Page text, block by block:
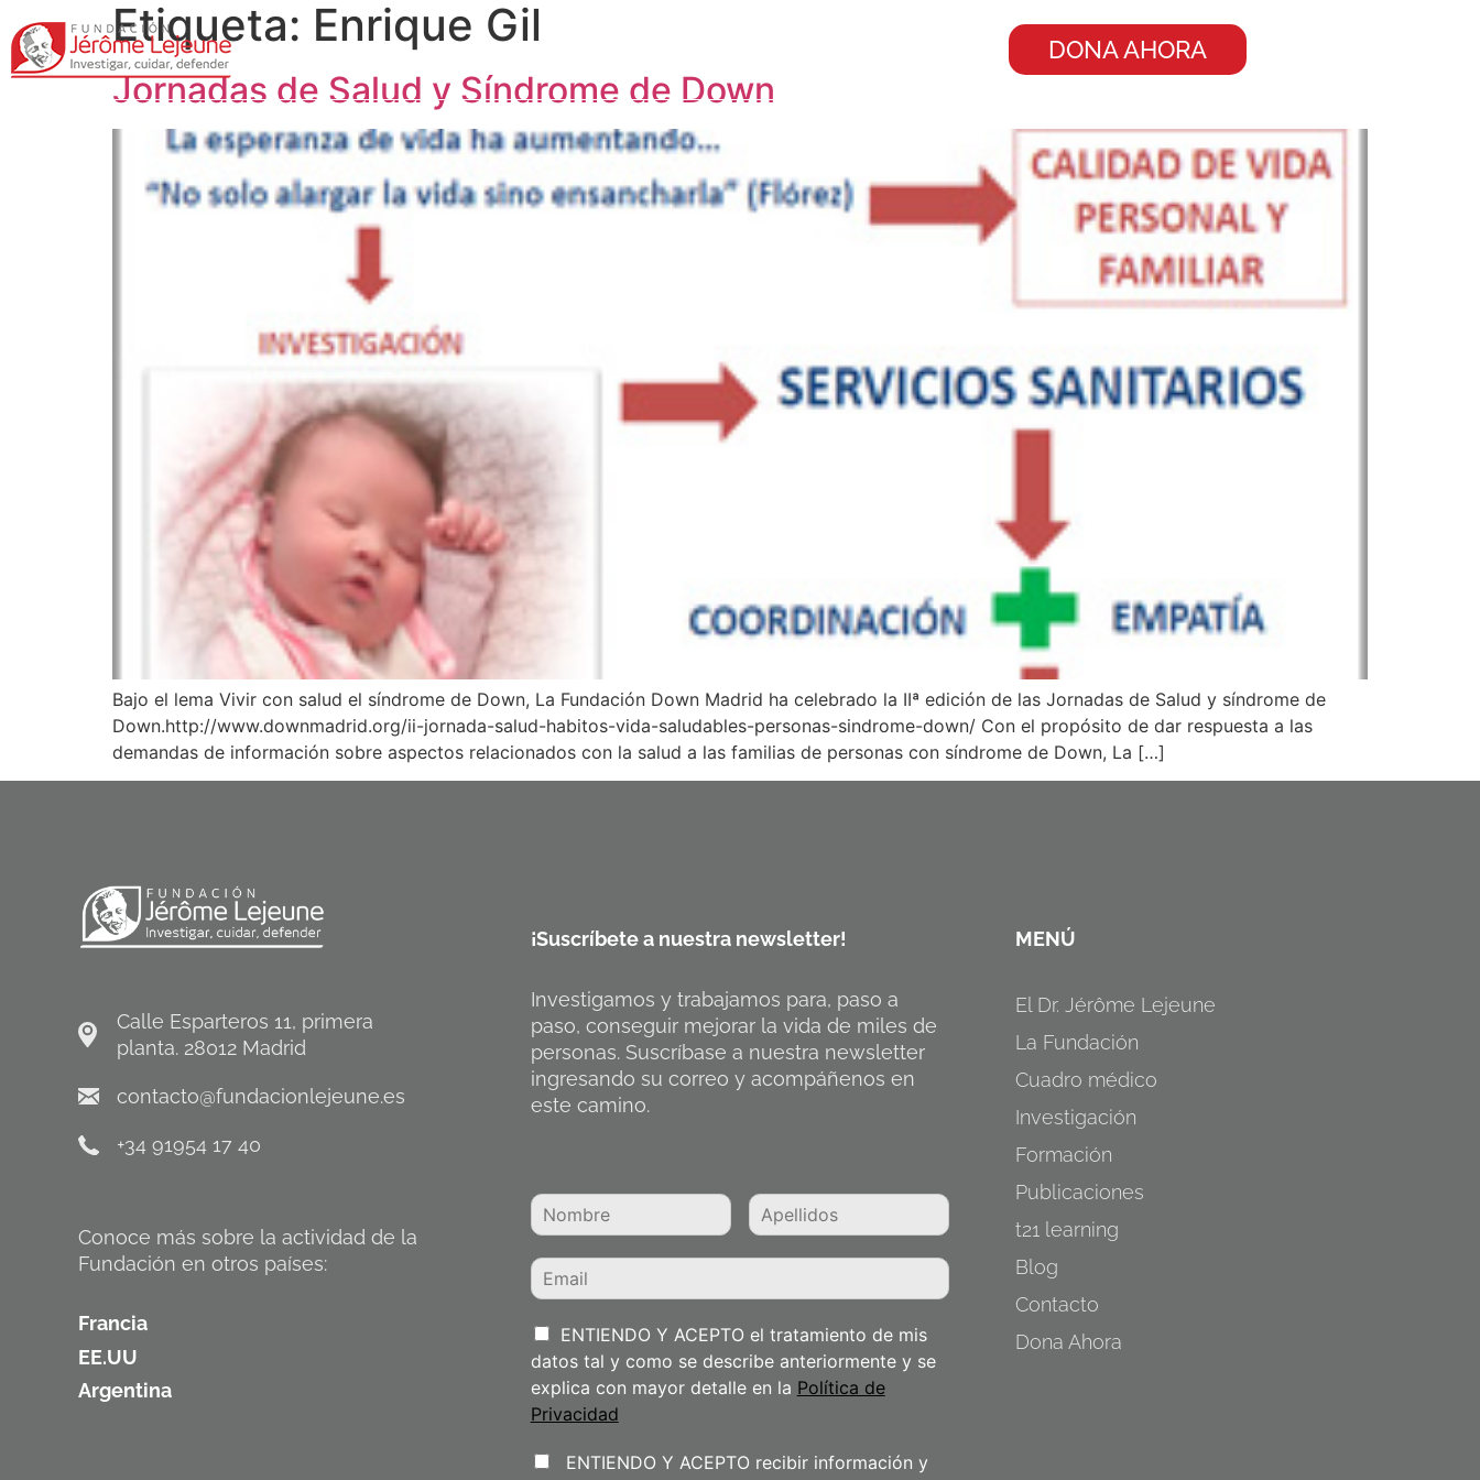
DONA AHORA
Etiqueta: Enrique Gil
Jornadas de Salud y Síndrome de Down
Bajo el lema Vivir con salud el síndrome de Down, La Fundación Down Madrid ha celebrado la IIª edición de las Jornadas de Salud y síndrome de
Down.http://www.downmadrid.org/ii-jornada-salud-habitos-vida-saludables-personas-sindrome-down/ Con el propósito de dar respuesta a las
demandas de información sobre aspectos relacionados con la salud a las familias de personas con síndrome de Down, La […]
Calle Esparteros 11, primera
planta. 28012 Madrid
contacto@fundacionlejeune.es
+34 91954 17 40
Conoce más sobre la actividad de la
Fundación en otros países:
Francia
EE.UU
Argentina
¡Suscríbete a nuestra newsletter!
Investigamos y trabajamos para, paso a
paso, conseguir mejorar la vida de miles de
personas. Suscríbase a nuestra newsletter
ingresando su correo y acompáñenos en
este camino.
ENTIENDO Y ACEPTO el tratamiento de mis
datos tal y como se describe anteriormente y se
explica con mayor detalle en la Política de
Privacidad
ENTIENDO Y ACEPTO recibir información y
MENÚ
El Dr. Jérôme Lejeune
La Fundación
Cuadro médico
Investigación
Formación
Publicaciones
t21 learning
Blog
Contacto
Dona Ahora